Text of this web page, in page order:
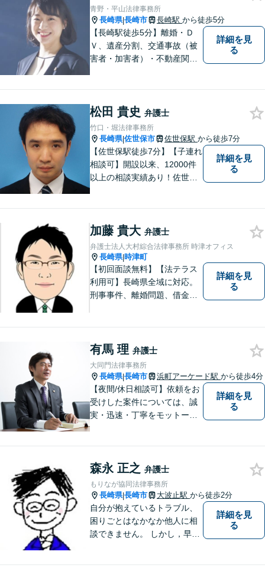
青野・平山法律事務所
長崎県|長崎市 長崎駅 から徒歩5分
【長崎駅徒歩5分】離婚・Ｄ
Ｖ、遺産分割、交通事故（被
害者・加害者）・不動産関連
詳細を見
る
松田 貴史 弁護士
竹口・堀法律事務所
長崎県|佐世保市 佐世保駅 から徒歩7分
【佐世保駅徒歩7分】【子連れ
相談可】開設以来、12000件
以上の相談実績あり！佐世保
題・企業法務等、お困りごと
はなんでもご相談ください。
【他士業連携】
詳細を見
る
加藤 貴大 弁護士
弁護士法人大村綜合法律事務所 時津オフィス
長崎県|時津町
【初回面談無料】【法テラス
利用可】長崎県全域に対応。
刑事事件、離婚問題、借金・
す。どんな些細なことでも構
いません。お気軽にご相談く
ださい【完全個室】
詳細を見
る
有馬 理 弁護士
大同門法律事務所
長崎県|長崎市 浜町アーケード駅 から徒歩4分
【夜間/休日相談可】依頼をお
受けした案件については、誠
実・迅速・丁寧をモットーに
談にお越しください。
詳細を見
る
森永 正之 弁護士
もりなが協同法律事務所
長崎県|長崎市 大波止駅 から徒歩2分
自分が抱えているトラブル、
困りごとはなかなか他人に相
談できません。 しかし，早め
詳細を見
る